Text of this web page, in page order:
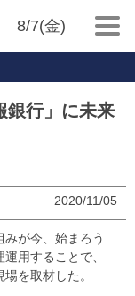
8/7(金)
銀行」に未来
2020/11/05
が今、始まろう
用することで、
を取材した。